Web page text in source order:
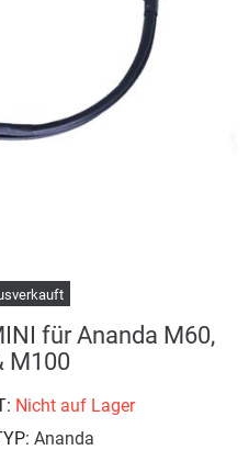
für Ananda M60,
M100
Nicht auf Lager
Ananda